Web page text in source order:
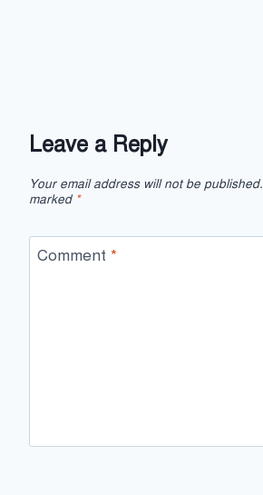
Leave a Reply
Your email address will not be published.
marked *
Comment *